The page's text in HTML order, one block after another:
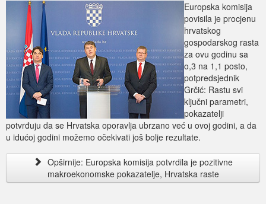
Europska komisija
povisila je procjenu
hrvatskog
gospodarskog rasta
za ovu godinu sa
o,3 na 1,1 posto,
potpredsjednik
Grčić: Rastu svi
ključni parametri,
pokazatelji
potvrđuju da se Hrvatska oporavlja ubrzano već u ovoj godini, a da
u idućoj godini možemo očekivati još bolje rezultate.
Opširnije: Europska komisija potvrdila je pozitivne
makroekonomske pokazatelje, Hrvatska raste